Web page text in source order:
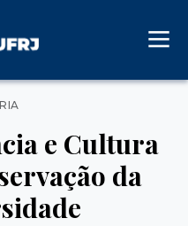
e Cultura
da